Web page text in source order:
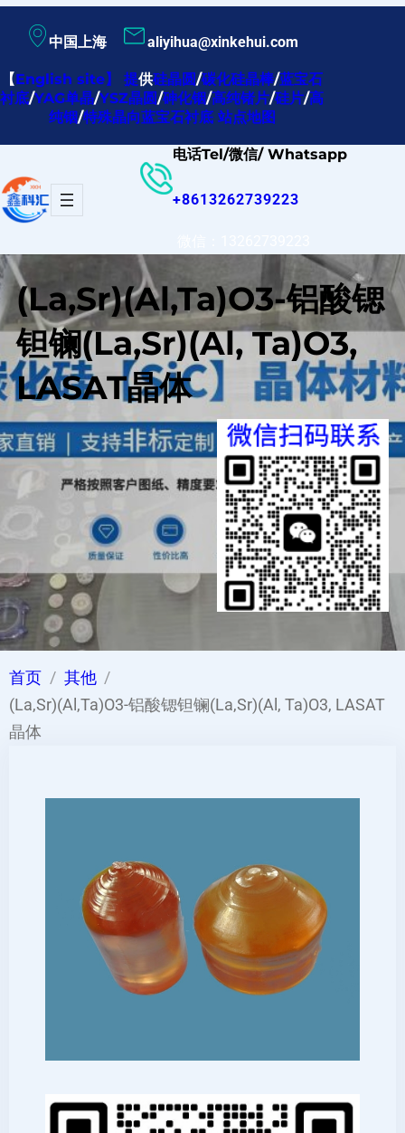
内
容
中国上海 aliyihua@xinkehui.com
【English site】提供硅晶圆/碳化硅晶棒/蓝宝石
衬底/YAG单晶/YSZ晶圆/砷化铟/高纯锗片/硅片/高
纯铟/特殊晶向蓝宝石衬底 站点地图
电话Tel/微信/ Whatsapp
+8613262739223
(La,Sr)(Al,Ta)O3-铝酸锶
钽镧(La,Sr)(Al, Ta)O3,
LASAT晶体
首页
其他
(La,Sr)(Al,Ta)O3-铝酸锶钽镧(La,Sr)(Al, Ta)O3, LASAT
晶体